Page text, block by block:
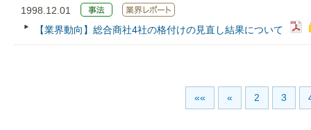
1998.12.01
【業界動向】総合商社4社の格付けの見直し結果について
«« « 2 3